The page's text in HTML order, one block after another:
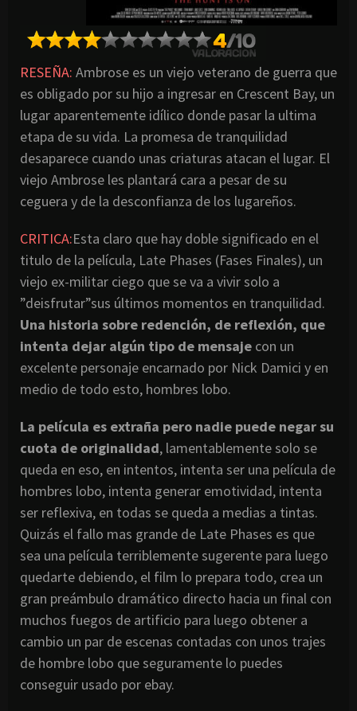
RESEÑA: Ambrose es un viejo veterano de guerra que
es obligado por su hijo a ingresar en Crescent Bay, un
lugar aparentemente idílico donde pasar la ultima
etapa de su vida. La promesa de tranquilidad
desaparece cuando unas criaturas atacan el lugar. El
viejo Ambrose les plantará cara a pesar de su
ceguera y de la desconfianza de los lugareños.
CRITICA:Esta claro que hay doble significado en el
titulo de la película, Late Phases (Fases Finales), un
viejo ex-militar ciego que se va a vivir solo a
”deisfrutar”sus últimos momentos en tranquilidad.
Una historia sobre redención, de reflexión, que
intenta dejar algún tipo de mensaje con un
excelente personaje encarnado por Nick Damici y en
medio de todo esto, hombres lobo.
La película es extraña pero nadie puede negar su
cuota de originalidad, lamentablemente solo se
queda en eso, en intentos, intenta ser una película de
hombres lobo, intenta generar emotividad, intenta
ser reflexiva, en todas se queda a medias a tintas.
Quizás el fallo mas grande de Late Phases es que
sea una película terriblemente sugerente para luego
quedarte debiendo, el film lo prepara todo, crea un
gran preámbulo dramático directo hacia un final con
muchos fuegos de artificio para luego obtener a
cambio un par de escenas contadas con unos trajes
de hombre lobo que seguramente lo puedes
conseguir usado por ebay.